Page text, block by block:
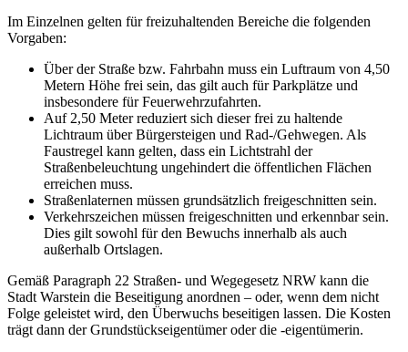
Im Einzelnen gelten für freizuhaltenden Bereiche die folgenden
Vorgaben:
Über der Straße bzw. Fahrbahn muss ein Luftraum von 4,50
Metern Höhe frei sein, das gilt auch für Parkplätze und
insbesondere für Feuerwehrzufahrten.
Auf 2,50 Meter reduziert sich dieser frei zu haltende
Lichtraum über Bürgersteigen und Rad-/Gehwegen. Als
Faustregel kann gelten, dass ein Lichtstrahl der
Straßenbeleuchtung ungehindert die öffentlichen Flächen
erreichen muss.
Straßenlaternen müssen grundsätzlich freigeschnitten sein.
Verkehrszeichen müssen freigeschnitten und erkennbar sein.
Dies gilt sowohl für den Bewuchs innerhalb als auch
außerhalb Ortslagen.
Gemäß Paragraph 22 Straßen- und Wegegesetz NRW kann die
Stadt Warstein die Beseitigung anordnen – oder, wenn dem nicht
Folge geleistet wird, den Überwuchs beseitigen lassen. Die Kosten
trägt dann der Grundstückseigentümer oder die -eigentümerin.